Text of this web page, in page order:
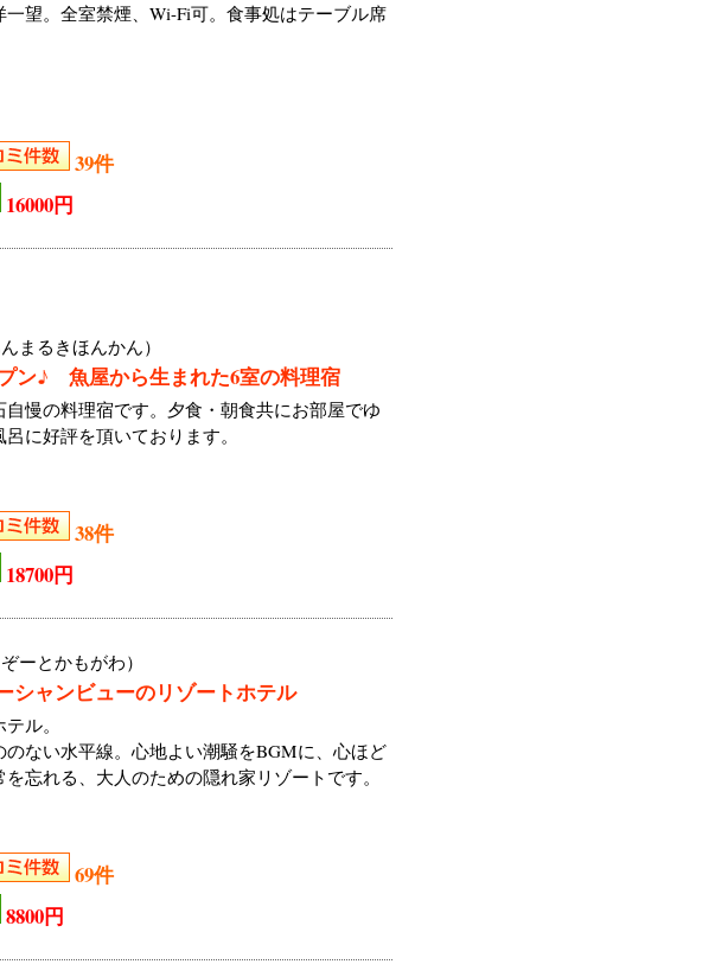
望。全室禁煙、Wi-Fi可。食事処はテーブル席
39件
16000円
まるきほんかん）
ン♪ 魚屋から生まれた6室の料理宿
慢の料理宿です。夕食・朝食共にお部屋でゆ
に好評を頂いております。
38件
18700円
ーとかもがわ）
シャンビューのリゾートホテル
ル。
ない水平線。心地よい潮騒をBGMに、心ほど
忘れる、大人のための隠れ家リゾートです。
69件
8800円